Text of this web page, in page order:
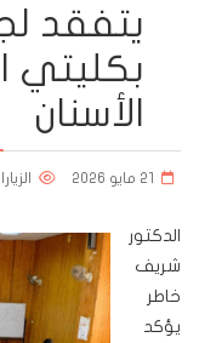
يتفقد
بكليتي
الأسنان
21 مايو 2026
الدكتور
شريف
خاطر
يؤكد